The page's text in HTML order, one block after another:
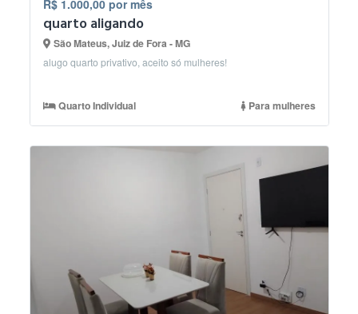
R$ 1.000,00 por mês
quarto aligando
São Mateus, Juiz de Fora - MG
alugo quarto privativo, aceito só mulheres!
Quarto Individual Para mulheres